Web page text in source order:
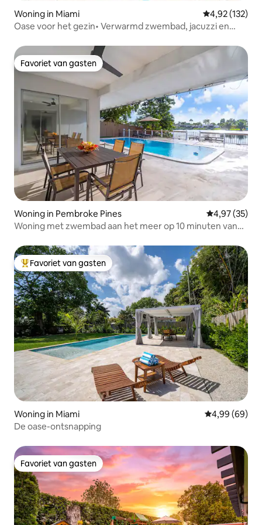
Woning in Miami Gemiddelde
4,92 (132)
Oase voor het gezin• Verwarmd zwembad, jacuzzi en
Favoriet van gasten
Favoriet van gasten
Woning in Pembroke Pines Gemiddelde
4,97 (35)
Woning met zwembad aan het meer op 10 minuten van
Topfavoriet van gasten
Favoriet van gasten
Woning in Miami Gemiddelde
4,99 (69)
De oase-ontsnapping
Favoriet van gasten
Favoriet van gasten